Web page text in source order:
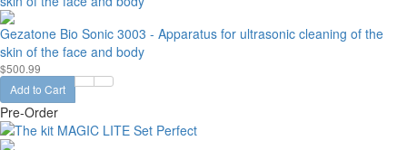
Gezatone Bio Sonic 3003 - Apparatus for ultrasonic cleaning of the
skin of the face and body
$500.99
Add to Cart
Pre-Order